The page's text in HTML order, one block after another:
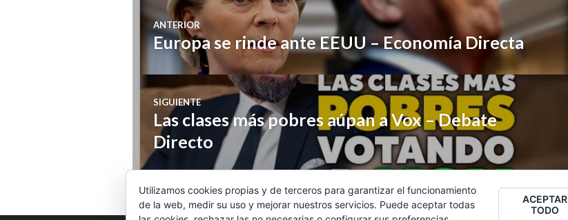
Navegación
de
entradas
ANTERIOR
Entrada
anterior:
Europa se rinde ante EEUU – Economía Directa
SIGUIENTE
Entrada
siguiente:
Las clases más pobres aúpan a Vox – Debate
Directo
Utilizamos cookies propias y de terceros para garantizar el funcionamiento
de la web, medir su uso y mejorar nuestros servicios. Puede aceptar todas
ACEPTAR
TODO